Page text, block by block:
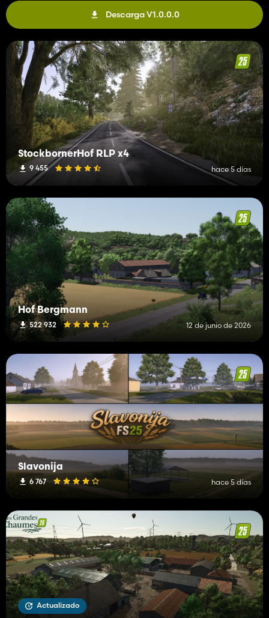
Descarga V1.0.0.0
StockbornerHof RLP x4
9 455 hace 5 días
Hof Bergmann
522 932 12 de junio de 2026
Slavonija
6 767 hace 5 días
Actualizado